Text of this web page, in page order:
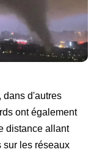
dans d'autres
ont également
distance allant
sur les réseaux